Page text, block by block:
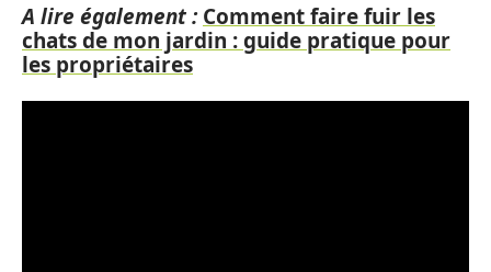
A lire également : Comment faire fuir les
chats de mon jardin : guide pratique pour
les propriétaires